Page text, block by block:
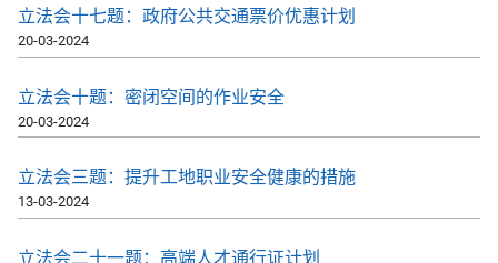
立法会十七题：政府公共交通票价优惠计划
20-03-2024
立法会十题：密闭空间的作业安全
20-03-2024
立法会三题：提升工地职业安全健康的措施
13-03-2024
立法会二十一题：高端人才通行证计划